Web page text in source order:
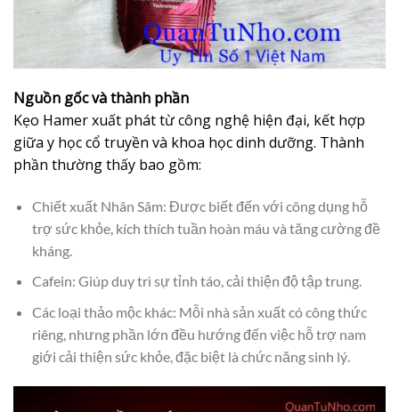
Nguồn gốc và thành phần
Kẹo Hamer xuất phát từ công nghệ hiện đại, kết hợp
giữa y học cổ truyền và khoa học dinh dưỡng. Thành
phần thường thấy bao gồm:
Chiết xuất Nhân Sâm: Được biết đến với công dụng hỗ
trợ sức khỏe, kích thích tuần hoàn máu và tăng cường đề
kháng.
Cafein: Giúp duy trì sự tỉnh táo, cải thiện độ tập trung.
Các loại thảo mộc khác: Mỗi nhà sản xuất có công thức
riêng, nhưng phần lớn đều hướng đến việc hỗ trợ nam
giới cải thiện sức khỏe, đặc biệt là chức năng sinh lý.